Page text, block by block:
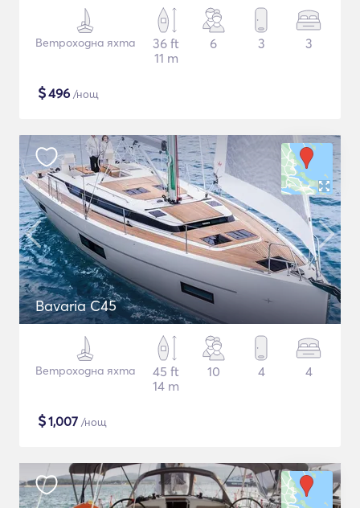
Ветроходна яхта
36 ft
11 m
6 3 3
$496 /нощ
Bavaria C45
Ветроходна яхта
45 ft
14 m
10 4 4
$1,007 /нощ